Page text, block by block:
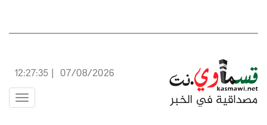
07/08/2026
|
12:27:36
Toggle